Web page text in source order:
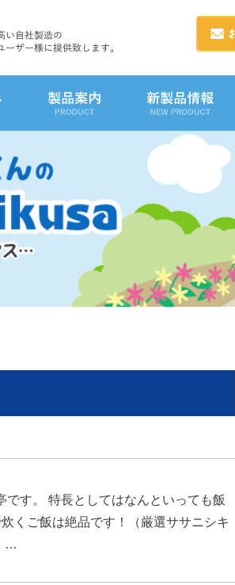
す。 特長としてはなんといっても飯
くご飯は絶品です！（厳選ササニシキ
…